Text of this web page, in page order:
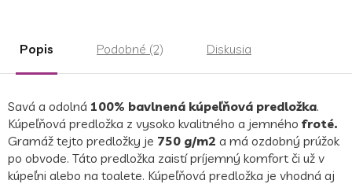
Popis Podobné (2) Diskusia
Savá a odolná 100% bavlnená kúpeľňová predložka.
Kúpeľňová predložka z vysoko kvalitného a jemného froté.
Gramáž tejto predložky je 750 g/m2 a má ozdobný prúžok
po obvode. Táto predložka zaistí príjemný komfort či už v
kúpeľni alebo na toalete. Kúpeľňová predložka je vhodná aj